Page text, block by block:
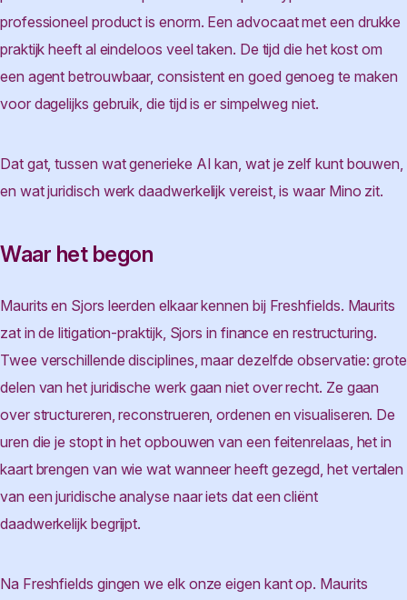
professioneel product is enorm. Een advocaat met een drukke
praktijk heeft al eindeloos veel taken. De tijd die het kost om
een agent betrouwbaar, consistent en goed genoeg te maken
voor dagelijks gebruik, die tijd is er simpelweg niet.
Dat gat, tussen wat generieke AI kan, wat je zelf kunt bouwen,
en wat juridisch werk daadwerkelijk vereist, is waar Mino zit.
Waar het begon
Maurits en Sjors leerden elkaar kennen bij Freshfields. Maurits
zat in de litigation-praktijk, Sjors in finance en restructuring.
Twee verschillende disciplines, maar dezelfde observatie: grote
delen van het juridische werk gaan niet over recht. Ze gaan
over structureren, reconstrueren, ordenen en visualiseren. De
uren die je stopt in het opbouwen van een feitenrelaas, het in
kaart brengen van wie wat wanneer heeft gezegd, het vertalen
van een juridische analyse naar iets dat een cliënt
daadwerkelijk begrijpt.
Na Freshfields gingen we elk onze eigen kant op. Maurits